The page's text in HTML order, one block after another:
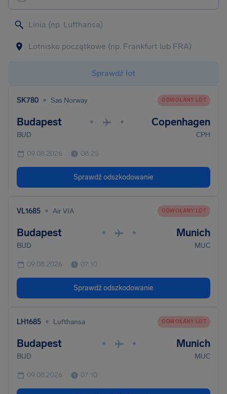
Sprawdź lot
SK780 • Sas Norway ODWOŁANY LOT
Budapest • • Copenhagen
BUD CPH
09.08.2026 08:25
Sprawdź odszkodowanie
VL1685 • Air VIA ODWOŁANY LOT
Budapest • • Munich
BUD MUC
09.08.2026 07:10
Sprawdź odszkodowanie
LH1685 • Lufthansa ODWOŁANY LOT
Budapest • • Munich
BUD MUC
09.08.2026 07:10